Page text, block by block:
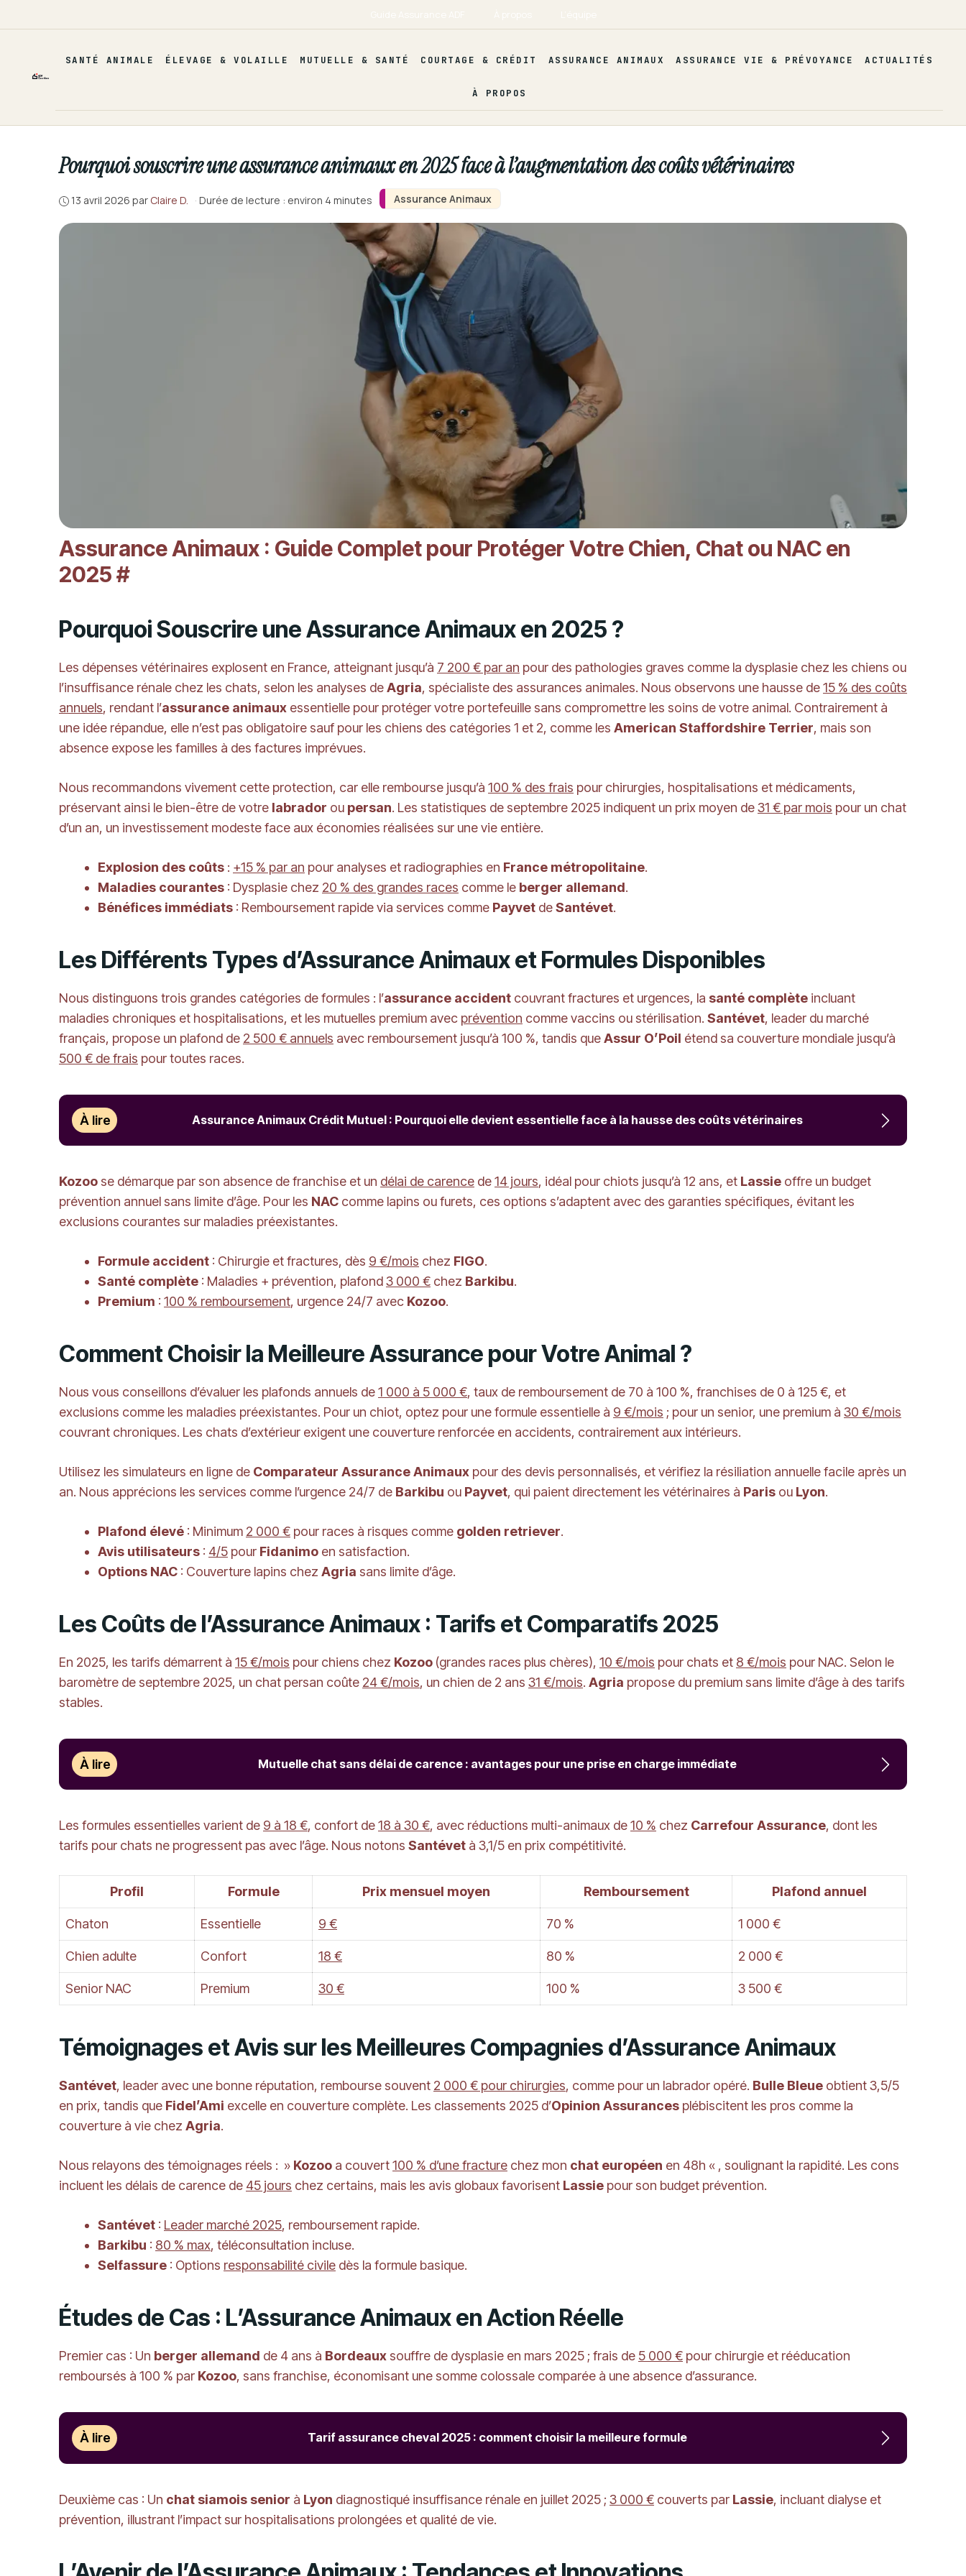
au
SANTÉ ANIMALE ÉLEVAGE & VOLAILLE MUTUELLE & SANTÉ COURTAGE & CRÉDIT ASSURANCE ANIMAUX ASSURANCE VIE & PRÉVOYANCE ACTUALITÉS
À PROPOS
Assurance Animaux
Pourquoi souscrire une assurance animaux en 2025 face à l’augmentation des coûts vétérinaires
13 avril 2026 par Claire D. · Durée de lecture : environ 4 minutes
Assurance Animaux : Guide Complet pour Protéger Votre Chien, Chat ou NAC en
2025#
Pourquoi Souscrire une Assurance Animaux en 2025 ?
Les dépenses vétérinaires explosent en France, atteignant jusqu’à 7 200 € par an pour des pathologies graves comme la dysplasie chez les chiens ou
l’insuffisance rénale chez les chats, selon les analyses deAgria, spécialiste des assurances animales. Nous observons une hausse de15 % des coûts
annuels, rendant l’assurance animaux essentielle pour protéger votre portefeuille sans compromettre les soins de votre animal. Contrairement à
une idée répandue, elle n’est pas obligatoire sauf pour les chiens des catégories 1 et 2, comme les American Staffordshire Terrier, mais son
absence expose les familles à des factures imprévues.
Nous recommandons vivement cette protection, car elle rembourse jusqu’à 100 % des frais pour chirurgies, hospitalisations et médicaments,
préservant ainsi le bien-être de votre labrador ou persan. Les statistiques de septembre 2025 indiquent un prix moyen de31 € par mois pour un chat
d’un an, un investissement modeste face aux économies réalisées sur une vie entière.
Explosion des coûts : +15 % par an pour analyses et radiographies en France métropolitaine.
Maladies courantes : Dysplasie chez 20 % des grandes races comme le berger allemand.
Bénéfices immédiats : Remboursement rapide via services comme Payvet deSantévet.
Les Différents Types d’Assurance Animaux et Formules Disponibles
Nous distinguons trois grandes catégories de formules : l’assurance accident couvrant fractures et urgences, la santé complète incluant
maladies chroniques et hospitalisations, et les mutuelles premium avec prévention comme vaccins ou stérilisation. Santévet, leader du marché
français, propose un plafond de 2 500 € annuels avec remboursement jusqu’à 100 %, tandis queAssur O’Poil étend sa couverture mondiale jusqu’à
500 € de frais pour toutes races.
À lire Assurance Animaux Crédit Mutuel : Pourquoi elle devient essentielle face à la hausse des coûts vétérinaires
Kozoo se démarque par son absence de franchise et un délai de carence de14 jours, idéal pour chiots jusqu’à 12 ans, et Lassie offre un budget
prévention annuel sans limite d’âge. Pour les NAC comme lapins ou furets, ces options s’adaptent avec des garanties spécifiques, évitant les
exclusions courantes sur maladies préexistantes.
Formule accident : Chirurgie et fractures, dès 9 €/mois chez FIGO.
Santé complète : Maladies + prévention, plafond3 000 € chez Barkibu.
Premium : 100 % remboursement, urgence 24/7 avec Kozoo.
Comment Choisir la Meilleure Assurance pour Votre Animal ?
Nous vous conseillons d’évaluer les plafonds annuels de1 000 à 5 000 €, taux de remboursement de 70 à 100 %, franchises de 0 à 125 €, et
exclusions comme les maladies préexistantes. Pour un chiot, optez pour une formule essentielle à 9 €/mois ; pour un senior, une premium à 30 €/mois
couvrant chroniques. Les chats d’extérieur exigent une couverture renforcée en accidents, contrairement aux intérieurs.
Utilisez les simulateurs en ligne de Comparateur Assurance Animaux pour des devis personnalisés, et vérifiez la résiliation annuelle facile après un
an. Nous apprécions les services comme l’urgence 24/7 de Barkibu ou Payvet, qui paient directement les vétérinaires à Paris ou Lyon.
Plafond élevé : Minimum 2 000 € pour races à risques comme golden retriever.
Avis utilisateurs : 4/5 pour Fidanimo en satisfaction.
Options NAC : Couverture lapins chez Agria sans limite d’âge.
Les Coûts de l’Assurance Animaux : Tarifs et Comparatifs 2025
En 2025, les tarifs démarrent à 15 €/mois pour chiens chez Kozoo (grandes races plus chères), 10 €/mois pour chats et 8 €/mois pour NAC. Selon le
baromètre de septembre 2025, un chat persan coûte 24 €/mois, un chien de 2 ans 31 €/mois. Agria propose du premium sans limite d’âge à des tarifs
stables.
À lire Mutuelle chat sans délai de carence : avantages pour une prise en charge immédiate
Les formules essentielles varient de 9 à 18 €, confort de18 à 30 €, avec réductions multi-animaux de10 % chez Carrefour Assurance, dont les
tarifs pour chats ne progressent pas avec l’âge. Nous notons Santévet à 3,1/5 en prix compétitivité.
Profil Formule Prix mensuel moyen Remboursement Plafond annuel
Chaton Essentielle 9 € 70 % 1 000 €
Chien adulte Confort 18 € 80 % 2 000 €
Senior NAC Premium 30 € 100 % 3 500 €
Témoignages et Avis sur les Meilleures Compagnies d’Assurance Animaux
Santévet, leader avec une bonne réputation, rembourse souvent 2 000 € pour chirurgies, comme pour un labrador opéré. Bulle Bleue obtient 3,5/5
en prix, tandis que Fidel’Ami excelle en couverture complète. Les classements 2025 d’Opinion Assurances plébiscitent les pros comme la
couverture à vie chez Agria.
Nous relayons des témoignages réels : » Kozoo a couvert100 % d’une fracture chez mon chat européen en 48h « , soulignant la rapidité. Les cons
incluent les délais de carence de 45 jours chez certains, mais les avis globaux favorisent Lassie pour son budget prévention.
Santévet : Leader marché 2025, remboursement rapide.
Barkibu : 80 % max, téléconsultation incluse.
Selfassure : Options responsabilité civile dès la formule basique.
Études de Cas : L’Assurance Animaux en Action Réelle
Premier cas : Un berger allemand de 4 ans à Bordeaux souffre de dysplasie en mars 2025 ; frais de 5 000 € pour chirurgie et rééducation
remboursés à 100 % par Kozoo, sans franchise, économisant une somme colossale comparée à une absence d’assurance.
À lire Tarif assurance cheval 2025 : comment choisir la meilleure formule
Deuxième cas : Un chat siamois senior à Lyon diagnostiqué insuffisance rénale en juillet 2025 ; 3 000 € couverts par Lassie, incluant dialyse et
prévention, illustrant l’impact sur hospitalisations prolongées et qualité de vie.